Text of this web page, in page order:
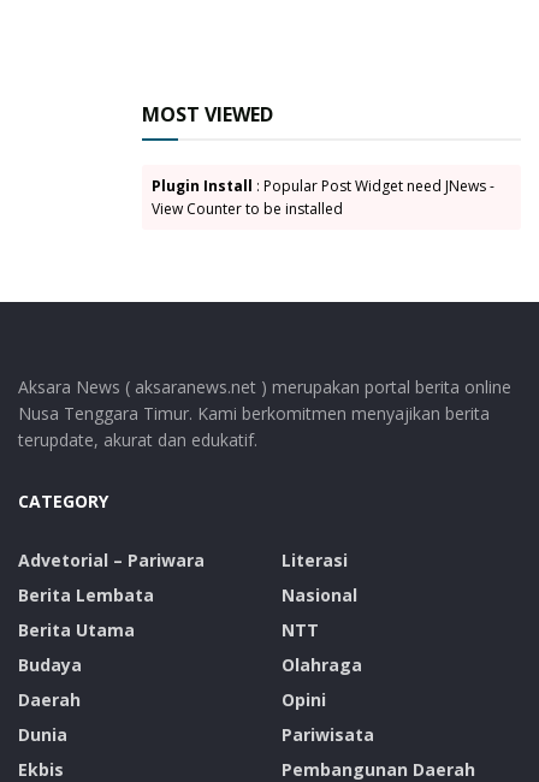
MOST VIEWED
Plugin Install : Popular Post Widget need JNews -
View Counter to be installed
Aksara News ( aksaranews.net ) merupakan portal berita online
Nusa Tenggara Timur. Kami berkomitmen menyajikan berita
terupdate, akurat dan edukatif.
CATEGORY
Advetorial – Pariwara
Berita Lembata
Berita Utama
Budaya
Daerah
Dunia
Ekbis
Literasi
Nasional
NTT
Olahraga
Opini
Pariwisata
Pembangunan Daerah